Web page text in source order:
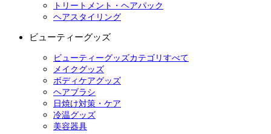
トリートメント・ヘアパック
ヘアスタイリング
ビューティーグッズ
ビューティーグッズカテゴリすべて
メイクグッズ
ボディケアグッズ
ヘアブラシ
日焼け対策・ケア
冷温グッズ
美容器具